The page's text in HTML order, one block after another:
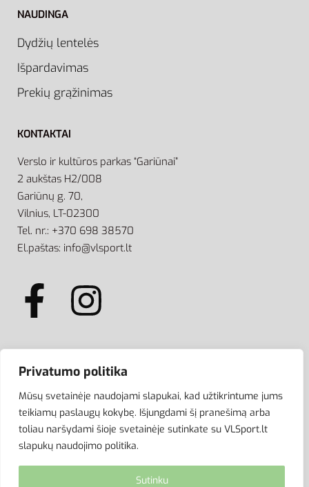
Privatumo politika
Mūsų svetainėje naudojami slapukai, kad užtikrintume jums
teikiamų paslaugų kokybę. Išjungdami šį pranešimą arba
toliau naršydami šioje svetainėje sutinkate su VLSport.lt
slapukų naudojimo politika.
Sutinku
NAUDINGA
Dydžių lentelės
Išpardavimas
Prekių grąžinimas
KONTAKTAI
Verslo ir kultūros parkas “Gariūnai”
2 aukštas H2/008
Gariūnų g. 70,
Vilnius, LT-02300
Tel. nr.: +370 698 38570
El.paštas: info@vlsport.lt